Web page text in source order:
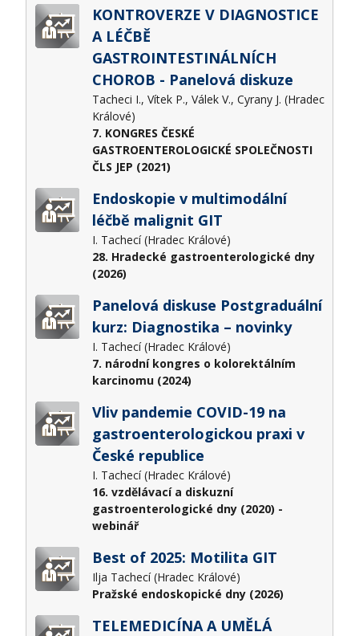
KONTROVERZE V DIAGNOSTICE
A LÉČBĚ
GASTROINTESTINÁLNÍCH
CHOROB - Panelová diskuze
Tacheci I., Vítek P., Válek V., Cyrany J. (Hradec
Králové)
7. KONGRES ČESKÉ
GASTROENTEROLOGICKÉ SPOLEČNOSTI
ČLS JEP (2021)
Endoskopie v multimodální
léčbě malignit GIT
I. Tachecí (Hradec Králové)
28. Hradecké gastroenterologické dny
(2026)
Panelová diskuse Postgraduální
kurz: Diagnostika – novinky
I. Tachecí (Hradec Králové)
7. národní kongres o kolorektálním
karcinomu (2024)
Vliv pandemie COVID-19 na
gastroenterologickou praxi v
České republice
I. Tachecí (Hradec Králové)
16. vzdělávací a diskuzní
gastroenterologické dny (2020) -
webinář
Best of 2025: Motilita GIT
Ilja Tachecí (Hradec Králové)
Pražské endoskopické dny (2026)
TELEMEDICÍNA A UMĚLÁ